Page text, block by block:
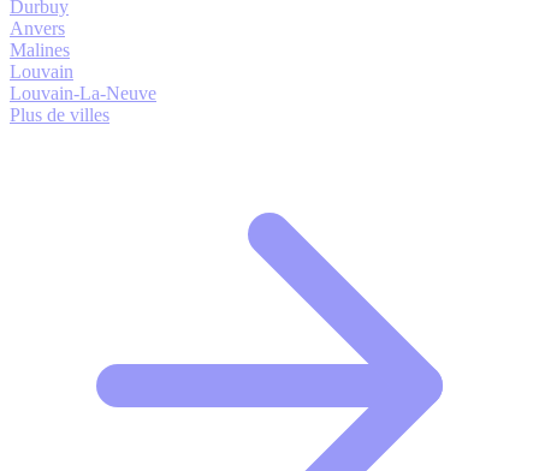
Durbuy
Anvers
Malines
Louvain
Louvain-La-Neuve
Plus de villes